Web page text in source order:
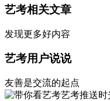
艺考相关文章
发现更多好内容
艺考用户说说
友善是交流的起点
艺考推送时